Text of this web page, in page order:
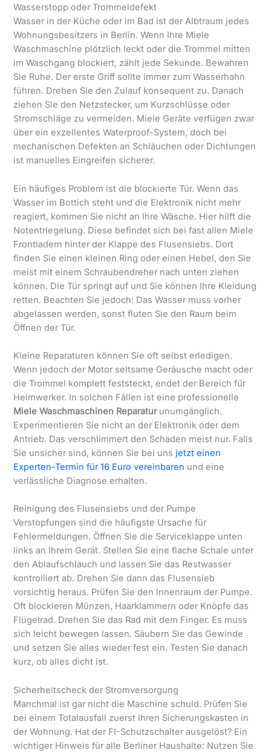
Wasserstopp oder Trommeldefekt
Wasser in der Küche oder im Bad ist der Albtraum jedes
Wohnungsbesitzers in Berlin. Wenn Ihre Miele
Waschmaschine plötzlich leckt oder die Trommel mitten
im Waschgang blockiert, zählt jede Sekunde. Bewahren
Sie Ruhe. Der erste Griff sollte immer zum Wasserhahn
führen. Drehen Sie den Zulauf konsequent zu. Danach
ziehen Sie den Netzstecker, um Kurzschlüsse oder
Stromschläge zu vermeiden. Miele Geräte verfügen zwar
über ein exzellentes Waterproof-System, doch bei
mechanischen Defekten an Schläuchen oder Dichtungen
ist manuelles Eingreifen sicherer.
Ein häufiges Problem ist die blockierte Tür. Wenn das
Wasser im Bottich steht und die Elektronik nicht mehr
reagiert, kommen Sie nicht an Ihre Wäsche. Hier hilft die
Notentriegelung. Diese befindet sich bei fast allen Miele
Frontladern hinter der Klappe des Flusensiebs. Dort
finden Sie einen kleinen Ring oder einen Hebel, den Sie
meist mit einem Schraubendreher nach unten ziehen
können. Die Tür springt auf und Sie können Ihre Kleidung
retten. Beachten Sie jedoch: Das Wasser muss vorher
abgelassen werden, sonst fluten Sie den Raum beim
Öffnen der Tür.
Kleine Reparaturen können Sie oft selbst erledigen.
Wenn jedoch der Motor seltsame Geräusche macht oder
die Trommel komplett feststeckt, endet der Bereich für
Heimwerker. In solchen Fällen ist eine professionelle
Miele Waschmaschinen Reparaturunumgänglich.
Experimentieren Sie nicht an der Elektronik oder dem
Antrieb. Das verschlimmert den Schaden meist nur. Falls
Sie unsicher sind, können Sie bei uns jetzt einen
Experten-Termin für 16 Euro vereinbaren und eine
verlässliche Diagnose erhalten.
Reinigung des Flusensiebs und der Pumpe
Verstopfungen sind die häufigste Ursache für
Fehlermeldungen. Öffnen Sie die Serviceklappe unten
links an Ihrem Gerät. Stellen Sie eine flache Schale unter
den Ablaufschlauch und lassen Sie das Restwasser
kontrolliert ab. Drehen Sie dann das Flusensieb
vorsichtig heraus. Prüfen Sie den Innenraum der Pumpe.
Oft blockieren Münzen, Haarklammern oder Knöpfe das
Flügelrad. Drehen Sie das Rad mit dem Finger. Es muss
sich leicht bewegen lassen. Säubern Sie das Gewinde
und setzen Sie alles wieder fest ein. Testen Sie danach
kurz, ob alles dicht ist.
Sicherheitscheck der Stromversorgung
Manchmal ist gar nicht die Maschine schuld. Prüfen Sie
bei einem Totalausfall zuerst Ihren Sicherungskasten in
der Wohnung. Hat der FI-Schutzschalter ausgelöst? Ein
wichtiger Hinweis für alle Berliner Haushalte: Nutzen Sie